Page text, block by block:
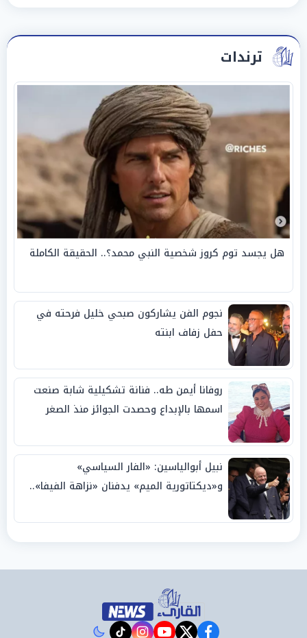
ترندات
هل يجسد توم كروز شخصية النبي محمد؟.. الحقيقة الكاملة
نجوم الفن يشاركون صبحي خليل فرحته في
حفل زفاف ابنته
روفانا أيمن طه.. فنانة تشكيلية شابة صنعت
اسمها بالإبداع وحصدت الجوائز منذ الصغر
نبيل أبوالياسين: «الفار السياسي»
و«ديكتاتورية الميم» يدفنان «نزاهة الفيفا»..